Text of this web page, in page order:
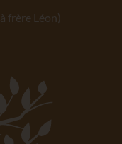
frère Léon)